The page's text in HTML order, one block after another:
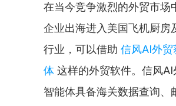
在当今竞争激烈的外贸市场
企业出海进入美国飞机厨房
行业，可以借助 信风AI外
体 这样的外贸软件。信风AI
智能体具备海关数据查询、